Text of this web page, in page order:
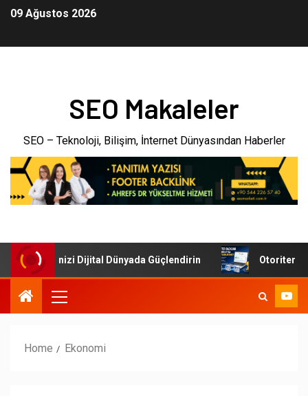
09 Ağustos 2026
SEO Makaleler
SEO – Teknoloji, Bilişim, İnternet Dünyasından Haberler
İşletmenizi Dijital Dünyada Güçlendirin Otoriter
Home Ekonomi